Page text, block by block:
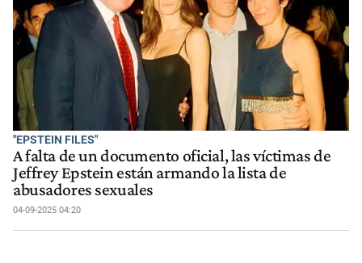
"EPSTEIN FILES"
A falta de un documento oficial, las víctimas de
Jeffrey Epstein están armando la lista de
abusadores sexuales
04-09-2025 04:20